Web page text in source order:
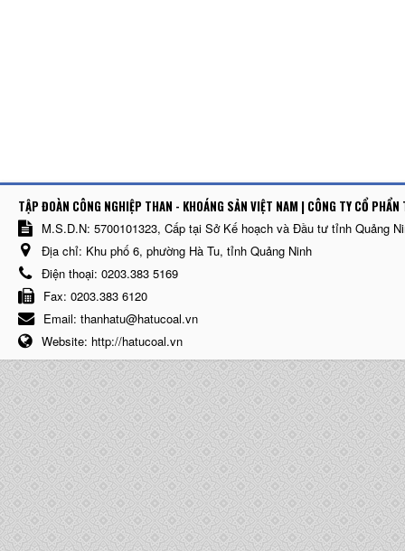
TẬP ĐOÀN CÔNG NGHIỆP THAN - KHOÁNG SẢN VIỆT NAM | CÔNG TY CỔ
M.S.D.N: 5700101323, Cấp tại Sở Kế hoạch và Đầu tư tỉnh Quảng
Địa chỉ: Khu phố 6, phường Hà Tu, tỉnh Quảng Ninh
Điện thoại: 0203.383 5169
Fax: 0203.383 6120
Email: thanhatu@hatucoal.vn
Website: http://hatucoal.vn